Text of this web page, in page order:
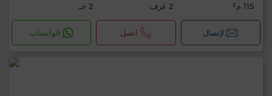
115 م² 2 غرف 2 حـ
لإتصال اتصل الواتساب